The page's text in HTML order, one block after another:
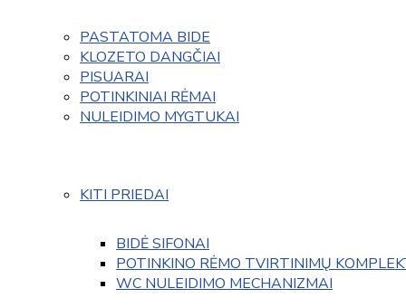
PASTATOMA BIDE
KLOZETO DANGČIAI
PISUARAI
POTINKINIAI RĖMAI
NULEIDIMO MYGTUKAI
KITI PRIEDAI
BIDĖ SIFONAI
POTINKINO RĖMO TVIRTINIMŲ
WC NULEIDIMO MECHANIZMAI